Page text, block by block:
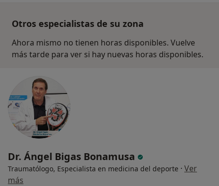
Otros especialistas de su zona
Ahora mismo no tienen horas disponibles. Vuelve
más tarde para ver si hay nuevas horas disponibles.
Dr. Ángel Bigas Bonamusa
Traumatólogo, Especialista en medicina del deporte · Ver
más